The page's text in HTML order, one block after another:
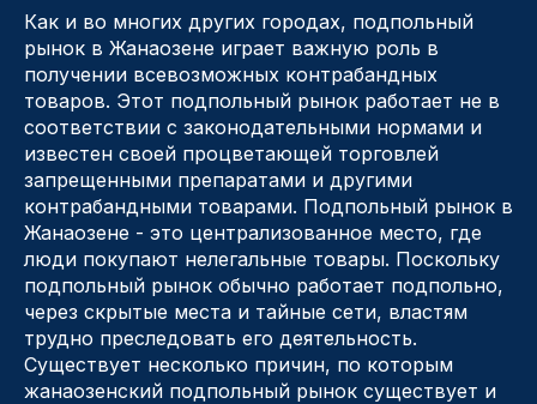
Как и во многих других городах, подпольный
рынок в Жанаозене играет важную роль в
получении всевозможных контрабандных
товаров. Этот подпольный рынок работает не в
соответствии с законодательными нормами и
известен своей процветающей торговлей
запрещенными препаратами и другими
контрабандными товарами. Подпольный рынок в
Жанаозене - это централизованное место, где
люди покупают нелегальные товары. Поскольку
подпольный рынок обычно работает подпольно,
через скрытые места и тайные сети, властям
трудно преследовать его деятельность.
Существует несколько причин, по которым
жанаозенский подпольный рынок существует и